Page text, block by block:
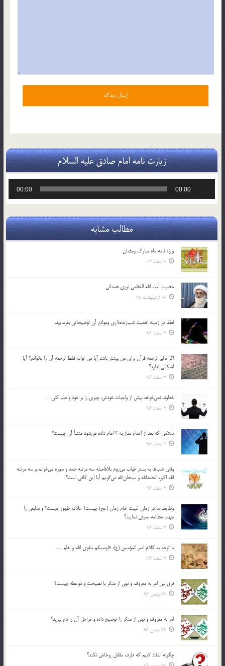
زیارت نامه امام صادق علیه السلام
00:00
00:00
مطالب مشابه
ویژه نامه ماه مبارک رمضان
9 اسفند 03
حضرت آیت الله العظمی نوری همدانی
18 اردیبهشت 98
لطفا در زمينه اهميت شب‌زنده‌داري وموانع آن توضيحاتي بفرماييد.
2 اسفند 96
اگر تأثير ترجمه قرآن براي من بيشتر باشد آيا مي توانم فقط ترجمه آن را بخوانم؟ آيا
اشكالي ندارد؟
2 اسفند 96
خداوند نمي‌خواهد بيش از واجبات خودش، چيزي را بر خود واجب كني…
2 اسفند 96
سلامي كه بعد از اتمام نماز به 3 امام داده مي‌شود منشأ آن چيست؟
2 اسفند 96
وقتي شب‌ها به بستر خواب مي‌روم بلافاصله سه مرتبه حمد و سوره مي‌خوانم و سه مرتبه
الله اكبر، الحمدالله و سبحان‌الله مي‌گويم آيا اين كافي است؟
2 اسفند 96
وظايف ما در زمان غيبت امام زمان (عج) چيست؟ علائم ظهور چيست؟ و منابعي را
جهت مطالعه معرفي نماييد؟
2 اسفند 96
با توجه به كلام امير المؤمنين (ع): «اوصيكم بتقوي الله و نظم …
2 اسفند 96
فرق بين امر به معروف و نهي از منكر با نصيحت و موعظه چيست؟
29 بهمن 96
امر به معروف و نهي از منكر را توضيح داده و مراحل آن را نام ببريد؟
29 بهمن 96
چگونه انتقاد كنيم كه طرف مقابل پرخاش نكند؟